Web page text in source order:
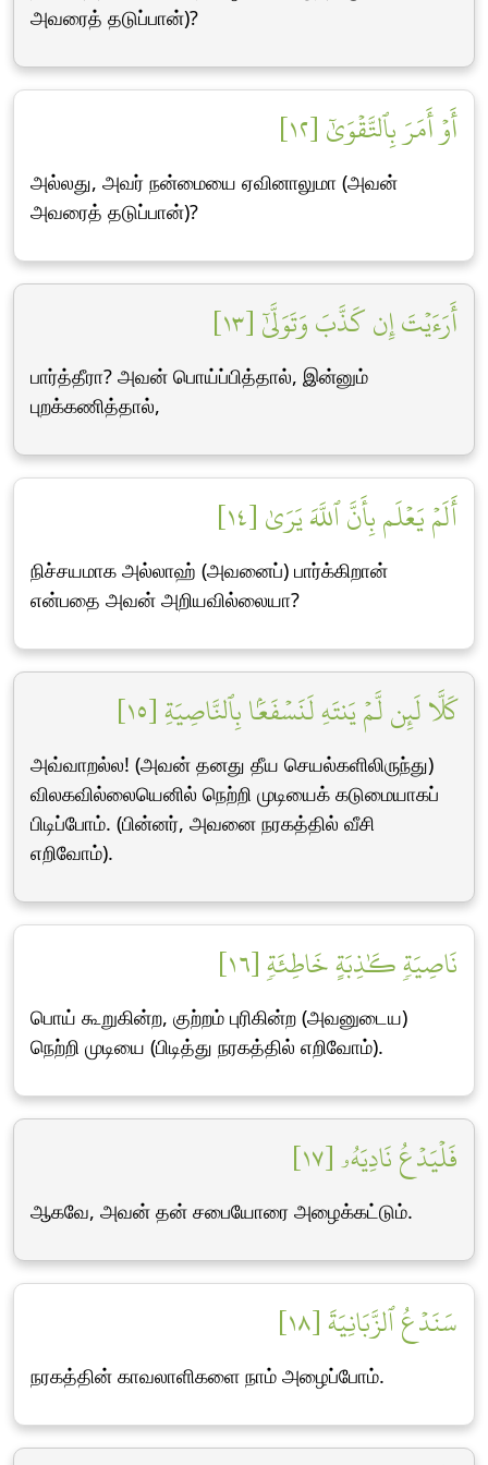
அவரைத் தடுப்பான்)?
أَوۡ أَمَرَ بِٱلتَّقۡوَىٰٓ [١٢]
அல்லது, அவர் நன்மையை ஏவினாலுமா (அவன்
அவரைத் தடுப்பான்)?
أَرَءَيۡتَ إِن كَذَّبَ وَتَوَلَّىٰٓ [١٣]
பார்த்தீரா? அவன் பொய்ப்பித்தால், இன்னும்
புறக்கணித்தால்,
أَلَمۡ يَعۡلَم بِأَنَّ ٱللَّهَ يَرَىٰ [١٤]
நிச்சயமாக அல்லாஹ் (அவனைப்) பார்க்கிறான்
என்பதை அவன் அறியவில்லையா?
كَلَّا لَئِن لَّمۡ يَنتَهِ لَنَسۡفَعَۢا بِٱلنَّاصِيَةِ [١٥]
அவ்வாறல்ல! (அவன் தனது தீய செயல்களிலிருந்து)
விலகவில்லையெனில் நெற்றி முடியைக் கடுமையாகப்
பிடிப்போம். (பின்னர், அவனை நரகத்தில் வீசி
எறிவோம்).
نَاصِيَةٖ كَٰذِبَةٍ خَاطِئَةٖ [١٦]
பொய் கூறுகின்ற, குற்றம் புரிகின்ற (அவனுடைய)
நெற்றி முடியை (பிடித்து நரகத்தில் எறிவோம்).
فَلۡيَدۡعُ نَادِيَهُۥ [١٧]
ஆகவே, அவன் தன் சபையோரை அழைக்கட்டும்.
سَنَدۡعُ ٱلزَّبَانِيَةَ [١٨]
நரகத்தின் காவலாளிகளை நாம் அழைப்போம்.